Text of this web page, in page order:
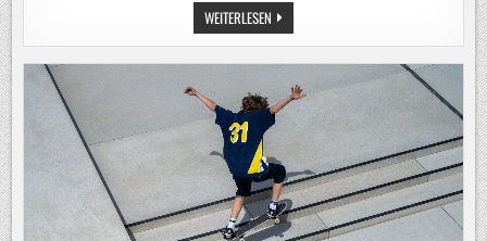
WEITERLESEN DÜRRE
IN
DEUTSCHLAND:
EIN
TROCKENSTRESS